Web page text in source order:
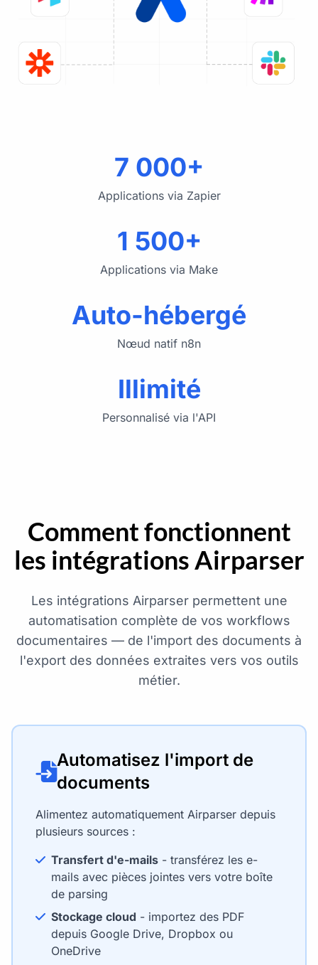
7 000+
Applications via Zapier
1 500+
Applications via Make
Auto-hébergé
Nœud natif n8n
Illimité
Personnalisé via l'API
Comment fonctionnent
les intégrations Airparser
Les intégrations Airparser permettent une
automatisation complète de vos workflows
documentaires — de l'import des documents à
l'export des données extraites vers vos outils
métier.
Automatisez l'import de
documents
Alimentez automatiquement Airparser depuis
plusieurs sources :
Transfert d'e-mails - transférez les e-
mails avec pièces jointes vers votre boîte
de parsing
Stockage cloud - importez des PDF
depuis Google Drive, Dropbox ou
OneDrive